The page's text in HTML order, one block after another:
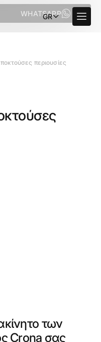
WHATSAPP
GR
περιουσίες
των
Crona σας